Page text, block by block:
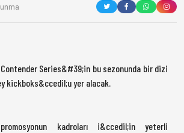
Contender Series&#39;in bu sezonunda bir dizi
kickboks&ccedil;u yer alacak.
kadroları i&ccedil;in yeterli